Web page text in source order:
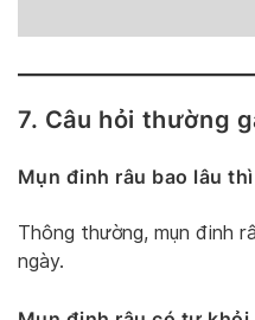
7. Câu hỏi thường
Mụn đinh râu bao lâu
Thông thường, mụn đinh
ngày.